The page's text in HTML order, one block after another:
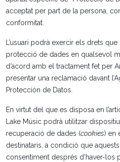
acceptat per part de la persona,
conformitat.
L’usuari podrà exercir els drets
protecció de dades en qualsevol
d’acord amb el tractament fet per
presentar una reclamació davant
Protección de Datos.
En virtut del que es disposa en
Lake Músic podrà utilitzar
recuperació de dades (cookies) en
destinataris, a condició que
consentiment després d’haver-los